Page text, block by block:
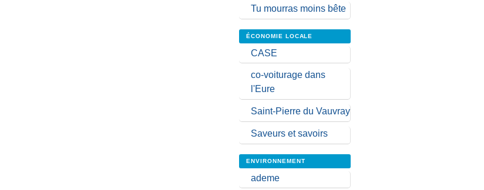
Tu mourras moins bête
ÉCONOMIE LOCALE
CASE
co-voiturage dans
l'Eure
Saint-Pierre du Vauvray
Saveurs et savoirs
ENVIRONNEMENT
ademe